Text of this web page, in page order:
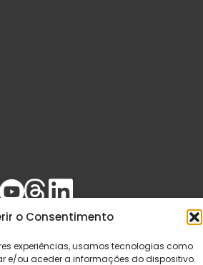
o Consentimento
experiências, usamos tecnologias como
e/ou aceder a informações do dispositivo.